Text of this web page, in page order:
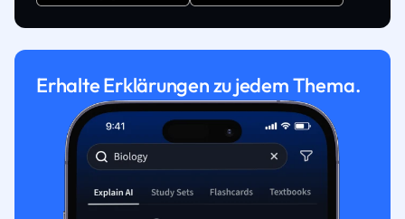
Erhalte Erklärungen zu jedem Thema.